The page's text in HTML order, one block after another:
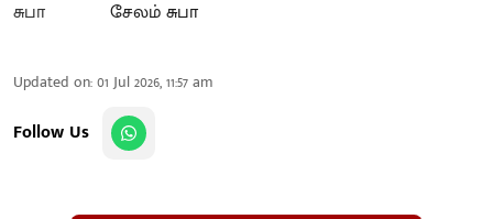
சேலம் சுபா
Updated on:01 Jul 2026, 11:57 am
Follow Us